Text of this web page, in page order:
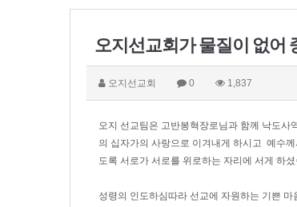
오지선교회가 물질이 없어
오지선교회 0 1,837
오지 선교팀은 고반봉혁장로님과 함께 낙도사
의 십자가의 사랑으로 이겨내게 하시고 예수
도록 서로가 서로를 위로하는 자리에 서게 하
성령의 인도하심따라 선교에 자원하는 기쁜